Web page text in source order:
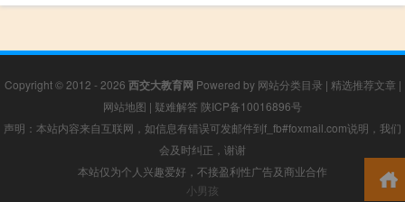
Copyright © 2012 - 2026 西交大教育网 Powered by 网站分类目录 | 精选推荐文章 |
网站地图 | 疑难解答 陕ICP备10016896号
声明：本站内容来自互联网，如信息有错误可发邮件到f_fb#foxmail.com说明，我们
会及时纠正，谢谢
本站仅为个人兴趣爱好，不接盈利性广告及商业合作
小男孩